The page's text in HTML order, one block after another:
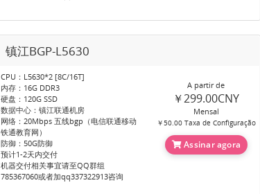
镇江BGP-L5630
CPU：L5630*2 [8C/16T]
内存：16G DDR3
硬盘：120G SSD
数据中心：镇江联通机房
网络：20Mbps 五线bgp（电信联通移动
铁通教育网）
防御：50G防御
预计1-2天内交付
机器交付相关事宜请至QQ群组
785367060或者加qq337322913咨询
A partir de
￥299.00CNY
Mensal
￥50.00 Taxa de Configuração
Assinar agora